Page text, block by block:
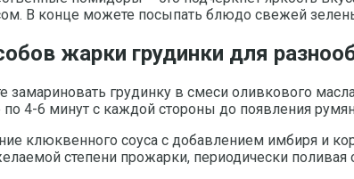
В конце можете посыпать блюдо свежей
жарки грудинки для
грудинку в смеси оливкового
по 4-6 минут с каждой стороны до появления
клюквенного соуса с добавлением имбиря и
степени прожарки, периодически